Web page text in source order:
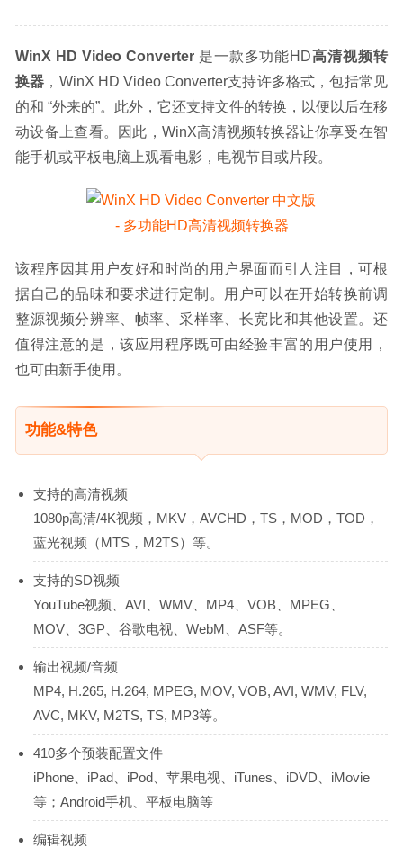
WinX HD Video Converter 是一款多功能HD高清视频转
换器 ，WinX HD Video Converter支持许多格式，包括常见
的和 “外来的”。此外，它还支持文件的转换，以便以后在移
动设备上查看。因此，WinX高清视频转换器让你享受在智
能手机或平板电脑上观看电影，电视节目或片段。
该程序因其用户友好和时尚的用户界面而引人注目，可根
据自己的品味和要求进行定制。用户可以在开始转换前调
整源视频分辨率、帧率、采样率、长宽比和其他设置。还
值得注意的是，该应用程序既可由经验丰富的用户使用，
也可由新手使用。
功能&特色
支持的高清视频
1080p高清/4K视频，MKV，AVCHD，TS，MOD，TOD，
蓝光视频（MTS，M2TS）等。
支持的SD视频
YouTube视频、AVI、WMV、MP4、VOB、MPEG、
MOV、3GP、谷歌电视、WebM、ASF等。
输出视频/音频
MP4, H.265, H.264, MPEG, MOV, VOB, AVI, WMV, FLV,
AVC, MKV, M2TS, TS, MP3等。
410多个预装配置文件
iPhone、iPad、iPod、苹果电视、iTunes、iDVD、iMovie
等；Android手机、平板电脑等
编辑视频